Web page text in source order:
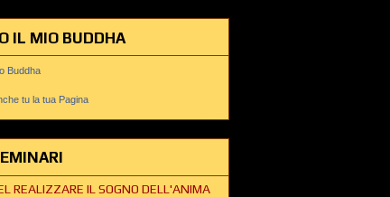
IL MIO BUDDHA
Buddha
tu la tua Pagina
REALIZZARE IL SOGNO DELL'ANIMA